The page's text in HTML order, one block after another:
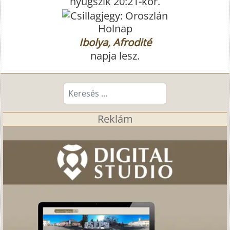
Holnap
Ibolya, Afrodité
napja lesz.
Keresés...
Reklám